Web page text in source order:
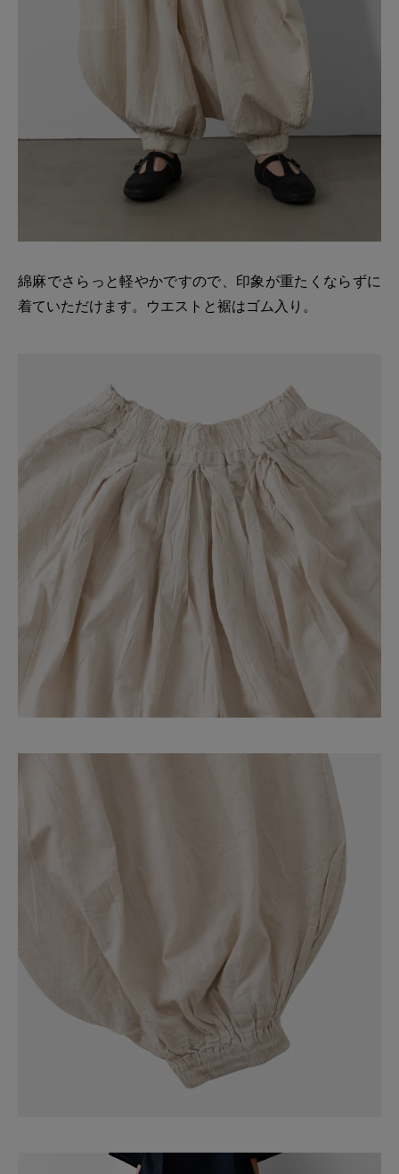
綿麻でさらっと軽やかですので、印象が重たくならずに
着ていただけます。ウエストと裾はゴム入り。